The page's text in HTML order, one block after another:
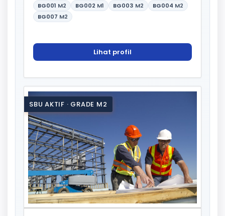
BG001 M2 BG002 M1 BG003 M2 BG004 M2
BG007 M2
Lihat profil
SBU AKTIF · GRADE M2